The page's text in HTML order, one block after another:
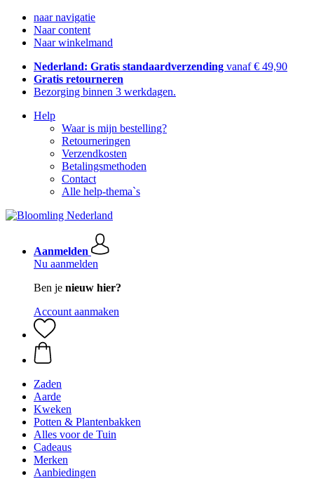
naar navigatie
Naar content
Naar winkelmand
Nederland: Gratis standaardverzending vanaf € 49,90
Gratis retourneren
Bezorging binnen 3 werkdagen.
Help
Waar is mijn bestelling?
Retourneringen
Verzendkosten
Betalingsmethoden
Contact
Alle help-thema`s
Aanmelden
Nu aanmelden
Ben je nieuw hier?
Account aanmaken
Zaden
Aarde
Kweken
Potten & Plantenbakken
Alles voor de Tuin
Cadeaus
Merken
Aanbiedingen